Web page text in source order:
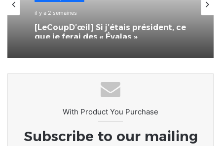
il y a 2 semaines
[LeCoupD’œil] Si j’étais président, ce
que je ferai des « Évalas »
With Product You Purchase
Subscribe to our mailing